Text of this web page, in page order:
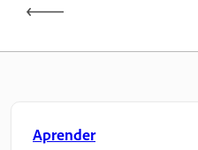
Aprender